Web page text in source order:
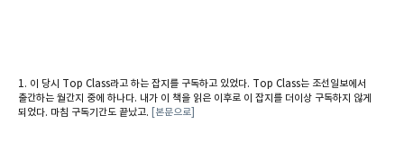
이 당시 Top Class라고 하는 잡지를 구독하고 있었다. Top Class는 조선일보에서
출간하는 월간지 중에 하나다. 내가 이 책을 읽은 이후로 이 잡지를 더이상 구독하지 않게
되었다. 마침 구독기간도 끝났고. [본문으로]